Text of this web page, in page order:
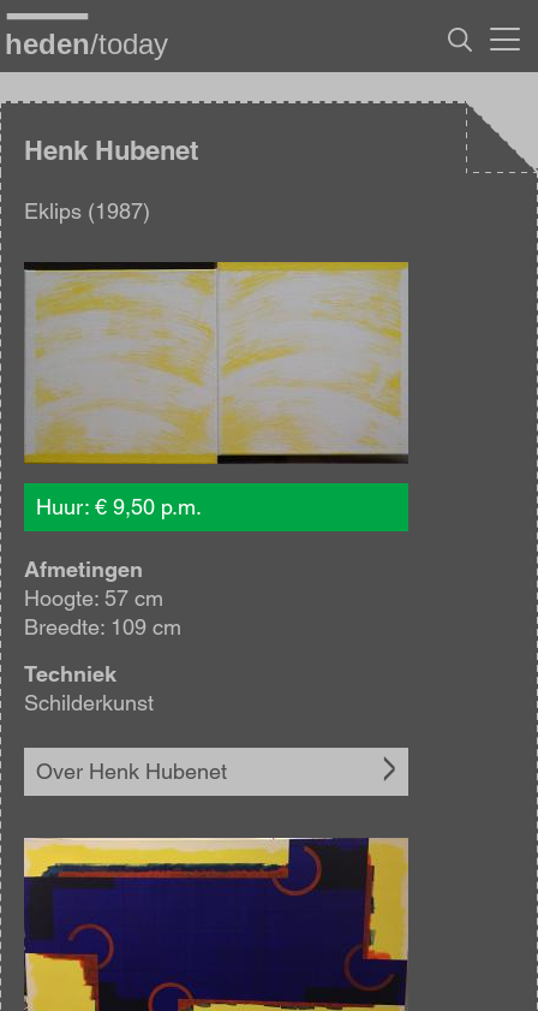
Overslaan
en
naar
inhoud
gaanHenk Hubenet
Eklips (1987)
Afbeelding
Huur: € 9,50 p.m.
Afmetingen
Hoogte: 57 cm
Breedte: 109 cm
Techniek
Schilderkunst
Over Henk Hubenet
Afbeelding